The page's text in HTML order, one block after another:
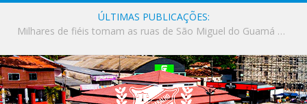
ÚLTIMAS PUBLICAÇÕES:
Milhares de fiéis tomam as ruas de São Miguel do Guamá em uma grande celebração de fé na Marcha para Jesus 2026.